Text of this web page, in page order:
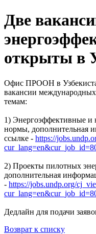
Две
открыты в
Офис ПРООН в
вакансии
темам:
1) Энергоэффективные и
нормы, дополнительная
ссылке - https://
2) Проекты пилотных
дополнительная
- https://jobs.undp.org/
Дедлайн для подачи
Возврат к списку